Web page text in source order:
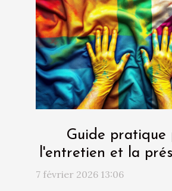
Guide pratique
l'entretien et la
des drapeaux
7 février 2026 13:06